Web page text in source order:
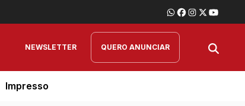
NEWSLETTER QUERO ANUNCIAR
Impresso